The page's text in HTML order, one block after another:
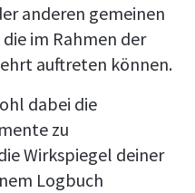
anderen gemeinen
im Rahmen der
auftreten können.
dabei die
zu
Wirkspiegel deiner
Logbuch